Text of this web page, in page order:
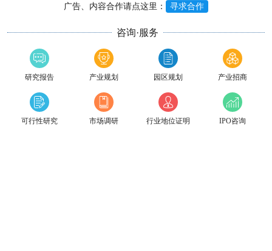
广告、内容合作请点这里： 寻求合作
咨询·服务
研究报告 产业规划 园区规划 产业招商
可行性研究 市场调研 行业地位证明 IPO咨询